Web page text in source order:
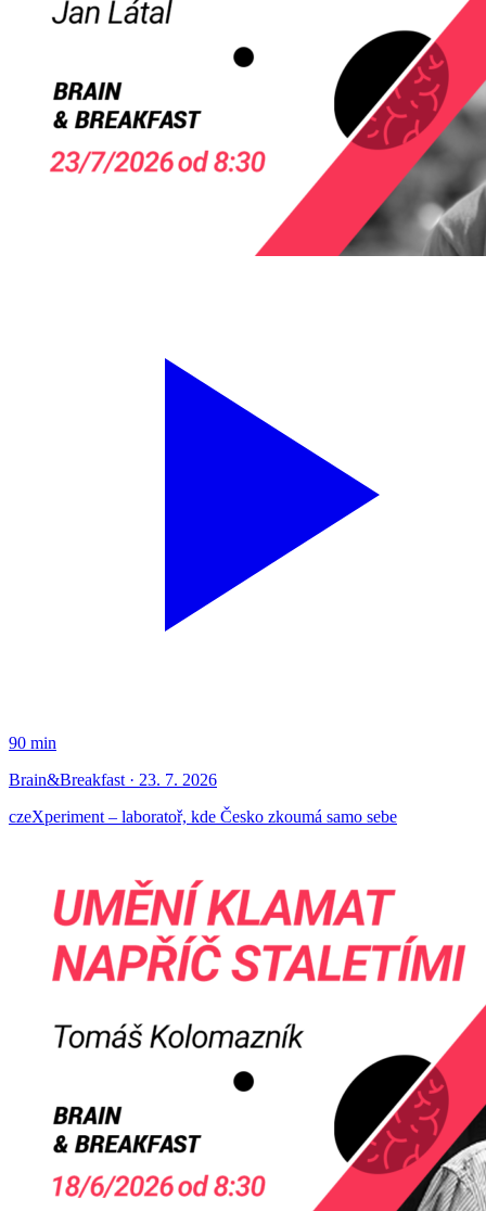
90 min
Brain&Breakfast · 23. 7. 2026
czeXperiment – laboratoř, kde Česko zkoumá samo sebe